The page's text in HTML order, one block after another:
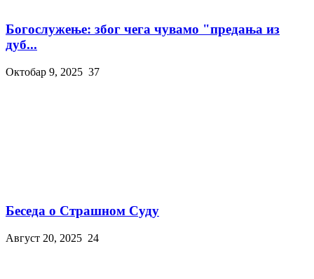
Богослужење: због чега чувамо "предања из
дуб...
Октобар 9, 2025 37
Беседа о Страшном Суду
Август 20, 2025 24